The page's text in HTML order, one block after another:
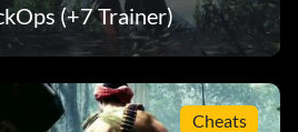
(+7 Trainer)
Cheats